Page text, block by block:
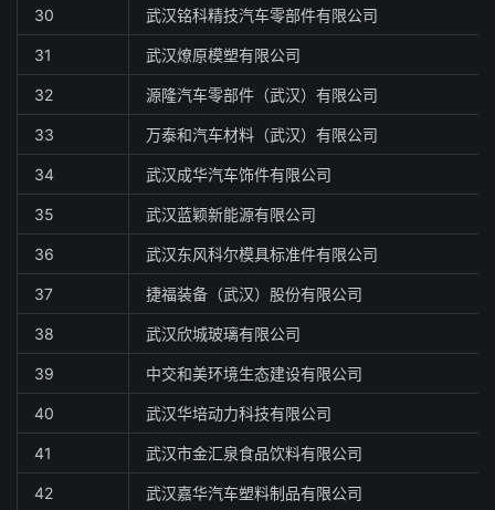
30 武汉铭科精技汽车零部件有限公司
31 武汉燎原模塑有限公司
32 源隆汽车零部件（武汉）有限公司
33 万泰和汽车材料（武汉）有限公司
34 武汉成华汽车饰件有限公司
35 武汉蓝颖新能源有限公司
36 武汉东风科尔模具标准件有限公司
37 捷福装备（武汉）股份有限公司
38 武汉欣城玻璃有限公司
39 中交和美环境生态建设有限公司
40 武汉华培动力科技有限公司
41 武汉市金汇泉食品饮料有限公司
42 武汉嘉华汽车塑料制品有限公司